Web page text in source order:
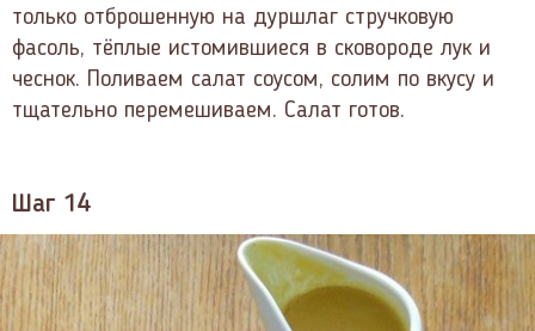
только отброшенную на дуршлаг стручковую
фасоль, тёплые истомившиеся в сковороде лук и
чеснок. Поливаем салат соусом, солим по вкусу и
тщательно перемешиваем. Салат готов.
Шаг 14